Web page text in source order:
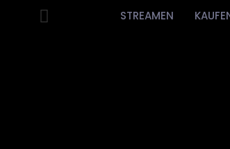
STREAMEN